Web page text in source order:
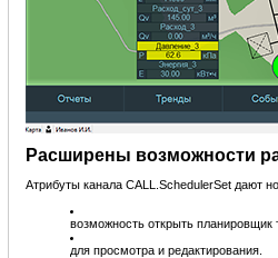
Расширены возможности
Атрибуты канала CALL.SchedulerSet дают
возможность открыть планировщик
для просмотра и редактирования.